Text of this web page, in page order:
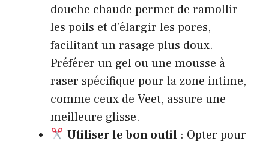
douche chaude permet de ramollir
les poils et d’élargir les pores,
facilitant un rasage plus doux.
Préférer un gel ou une mousse à
raser spécifique pour la zone intime,
comme ceux de Veet, assure une
meilleure glisse.
Utiliser le bon outil: Opter pour